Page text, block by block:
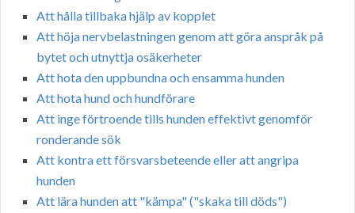
Att hålla tillbaka hjälp av kopplet
Att höja nervbelastningen genom att göra anspråk på
bytet och utnyttja osäkerheter
Att hota den uppbundna och ensamma hunden
Att hota hund och hundförare
Att inge förtroende tills hunden effektivt genomför
ronderande sök
Att kontra ett försvarsbeteende eller att angripa
hunden
Att lära hunden att "kämpa" ("skaka till döds")